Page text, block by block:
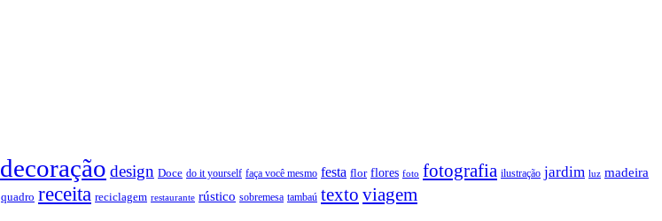
decoração design Doce do it yourself faça você mesmo festa flor flores foto fotografia ilustração jardim luz madeira
quadro receita reciclagem restaurante rústico sobremesa tambaú texto viagem